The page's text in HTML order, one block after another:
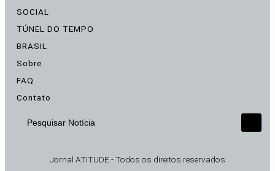
SOCIAL
TÚNEL DO TEMPO
BRASIL
Sobre
FAQ
Contato
Pesquisar Notícia
Jornal ATITUDE - Todos os direitos reservados